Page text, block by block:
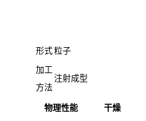
形式粒子
加工
方法
注射成型
物理性能 干燥